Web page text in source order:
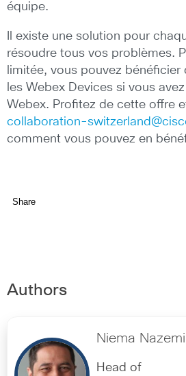
équipe.
Il existe une solution pour
résoudre tous vos problèmes.
limitée, vous pouvez
les Webex Devices si vous
Webex. Profitez de cette offre
collaboration-
comment vous pouvez en
Share
Authors
Niema Nazemi
Head of